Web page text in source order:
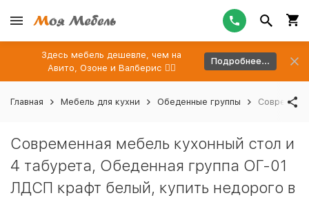
Здесь мебель дешевле, чем на
Авито, Озоне и Валберис 👉🏻
Подробнее...
Главная Мебель для кухни Обеденные группы
Современная мебель кухонный стол и
4 табурета, Обеденная группа ОГ-01
ЛДСП крафт белый, купить недорого в